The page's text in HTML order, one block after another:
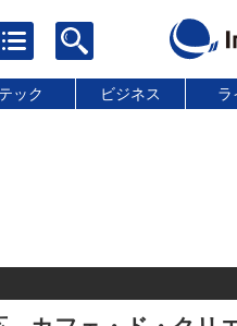
テック ビジネス ラ